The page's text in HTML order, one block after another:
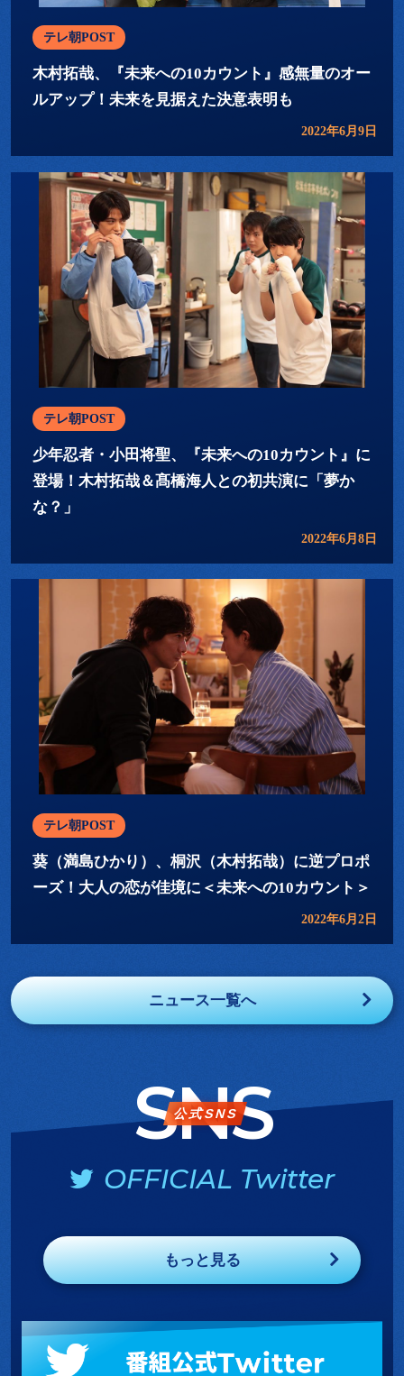
テレ朝POST
木村拓哉、『未来への10カウント』感無量のオー
ルアップ！未来を見据えた決意表明も
2022年6月9日
テレ朝POST
少年忍者・小田将聖、『未来への10カウント』に
登場！木村拓哉＆髙橋海人との初共演に「夢か
な？」
2022年6月8日
テレ朝POST
葵（満島ひかり）、桐沢（木村拓哉）に逆プロポ
ーズ！大人の恋が佳境に＜未来への10カウント＞
2022年6月2日
ニュース一覧へ
SNS
公式SNS
OFFICIAL Twitter
もっと見る